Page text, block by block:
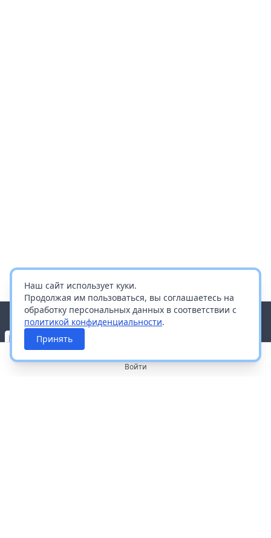
Наш сайт использует куки.
Продолжая им пользоваться, вы соглашаетесь на
обработку персональных данных в соответствии с
политикой конфиденциальности.
Принять
Войти